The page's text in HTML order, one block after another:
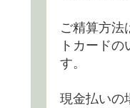
ご精算方法
トカード
す。
現金払いの